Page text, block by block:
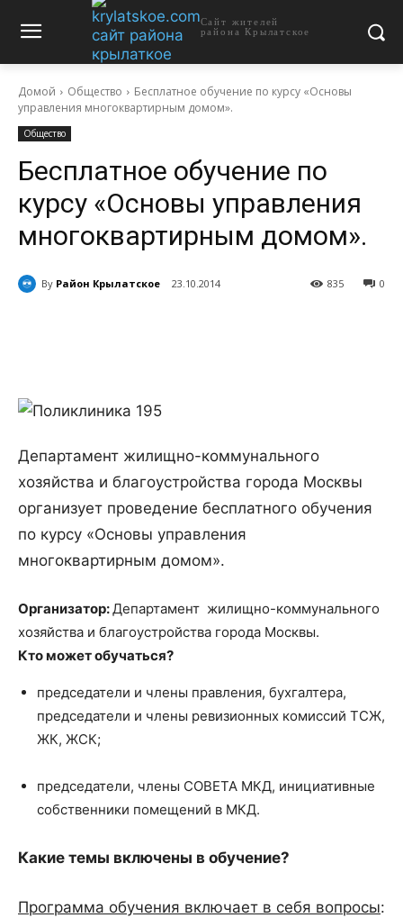
Сайт жителей
района Крылатское
Домой Общество
Бесплатное обучение по курсу «Основы
управления многоквартирным домом».
Общество
Бесплатное обучение по
курсу «Основы управления
многоквартирным домом».
By Район Крылатское 23.10.2014 0
835
Департамент жилищно-коммунального
хозяйства и благоустройства города Москвы
организует проведение бесплатного обучения
по курсу «Основы управления
многоквартирным домом».
Организатор:Департамент жилищно-коммунального
хозяйства и благоустройства города Москвы.
Кто может обучаться?
председатели и члены правления, бухгалтера,
председатели и члены ревизионных комиссий ТСЖ,
ЖК, ЖСК;
председатели, члены СОВЕТА МКД, инициативные
собственники помещений в МКД.
Какие темы включены в обучение?
Программа обучения включает в себя вопросы: